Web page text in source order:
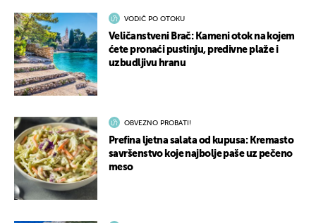
VODIČ PO OTOKU
Veličanstveni Brač: Kameni otok na kojem
ćete pronaći pustinju, predivne plaže i
uzbudljivu hranu
OBVEZNO PROBATI!
Prefina ljetna salata od kupusa: Kremasto
savršenstvo koje najbolje paše uz pečeno
meso